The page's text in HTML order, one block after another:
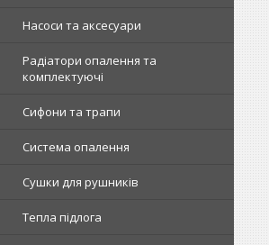
Насоси та аксесуари
Радіатори опалення та
комплектуючі
Сифони та трапи
Система опалення
Сушки для рушників
Тепла підлога